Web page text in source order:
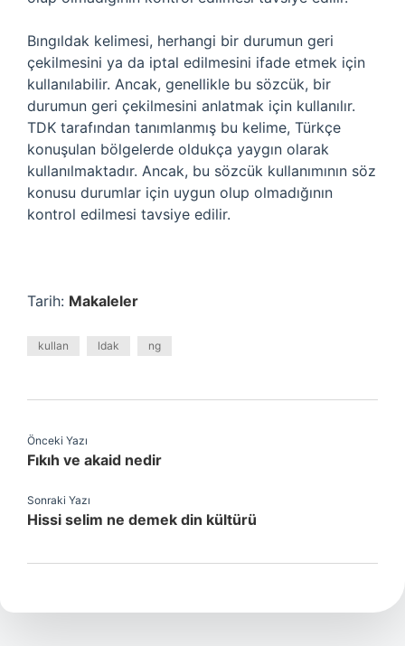
Bıngıldak kelimesi, herhangi bir durumun geri
çekilmesini ya da iptal edilmesini ifade etmek için
kullanılabilir. Ancak, genellikle bu sözcük, bir
durumun geri çekilmesini anlatmak için kullanılır.
TDK tarafından tanımlanmış bu kelime, Türkçe
konuşulan bölgelerde oldukça yaygın olarak
kullanılmaktadır. Ancak, bu sözcük kullanımının söz
konusu durumlar için uygun olup olmadığının
kontrol edilmesi tavsiye edilir.
Tarih: Makaleler
kullan ldak ng
Önceki Yazı
Fıkıh ve akaid nedir
Sonraki Yazı
Hissi selim ne demek din kültürü